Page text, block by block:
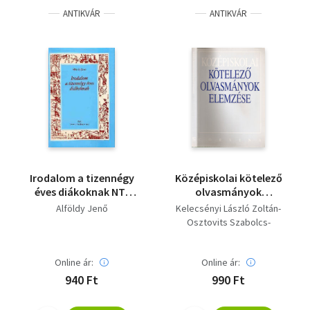
ANTIKVÁR
Irodalom a tizennégy
éves diákoknak NT-
00813/1
Alföldy Jenő
Online ár:
940 Ft
ANTIKVÁR
Középiskolai kötelező
olvasmányok
elemzése
Kelecsényi László Zoltán-
Osztovits Szabolcs-
Online ár:
990 Ft